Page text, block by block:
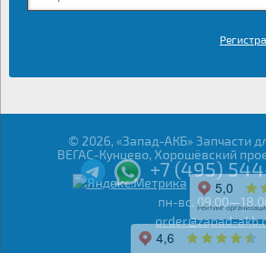
© 2026, «Запад-АКБ» Запчасти
ВЕГАС-Кунцево, Хорошёвский
+7 (495)
пн-вс.
order@zapad-